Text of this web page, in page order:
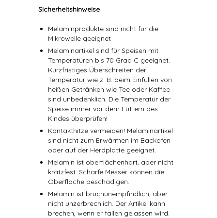
Sicherheitshinweise
Melaminprodukte sind nicht für die
Mikrowelle geeignet
Melaminartikel sind für Speisen mit
Temperaturen bis 70 Grad C geeignet.
Kurzfristiges Überschreiten der
Temperatur wie z. B. beim Einfüllen von
heißen Getränken wie Tee oder Kaffee
sind unbedenklich. Die Temperatur der
Speise immer vor dem Füttern des
Kindes überprüfen!
Kontakthitze vermeiden! Melaminartikel
sind nicht zum Erwärmen im Backofen
oder auf der Herdplatte geeignet.
Melamin ist oberflächenhart, aber nicht
kratzfest. Scharfe Messer können die
Oberfläche beschädigen.
Melamin ist bruchunempfindlich, aber
nicht unzerbrechlich. Der Artikel kann
brechen, wenn er fallen gelassen wird.